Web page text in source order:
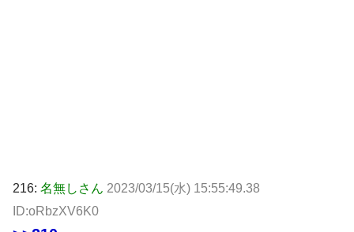
216: 名無しさん 2023/03/15(水) 15:55:49.38
ID:oRbzXV6K0